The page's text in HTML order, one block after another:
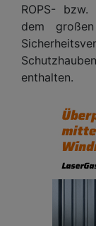
ROPS- bzw.
dem
enthalten.